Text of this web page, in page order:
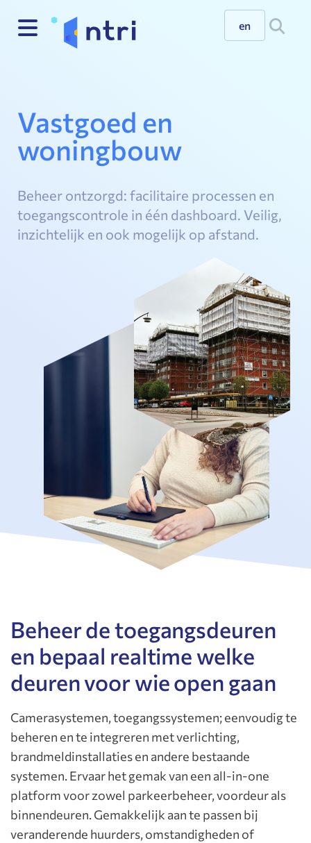
en
Vastgoed en
woningbouw
Beheer ontzorgd: facilitaire processen en
toegangscontrole in één dashboard. Veilig,
inzichtelijk en ook mogelijk op afstand.
Beheer de toegangsdeuren
en bepaal realtime welke
deuren voor wie open gaan
Camerasystemen, toegangssystemen; eenvoudig te
beheren en te integreren met verlichting,
brandmeldinstallaties en andere bestaande
systemen. Ervaar het gemak van een all-in-one
platform voor zowel parkeerbeheer, voordeur als
binnendeuren. Gemakkelijk aan te passen bij
veranderende huurders, omstandigheden of